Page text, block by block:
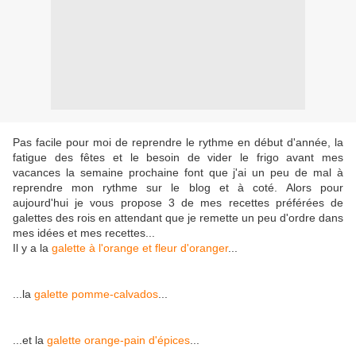
Pas facile pour moi de reprendre le rythme en début d'année, la
fatigue des fêtes et le besoin de vider le frigo avant mes
vacances la semaine prochaine font que j'ai un peu de mal à
reprendre mon rythme sur le blog et à coté. Alors pour
aujourd'hui je vous propose 3 de mes recettes préférées de
galettes des rois en attendant que je remette un peu d'ordre dans
mes idées et mes recettes...
Il y a la galette à l'orange et fleur d'oranger...
...la galette pomme-calvados
...et la galette orange-pain d'épices